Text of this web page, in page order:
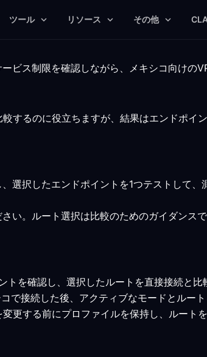
ツール リソース その他
ビス制限を確認しながら、メキシコ向けの
するのに役立ちますが、結果はエンドポイ
選択したエンドポイントを1つテストして
い。ルート選択は比較のためのガイダンス
を確認し、選択したルートを直接接続と比
で接続した後、アクティブなモードとルー
更する前にプロファイルを保持し、ルート